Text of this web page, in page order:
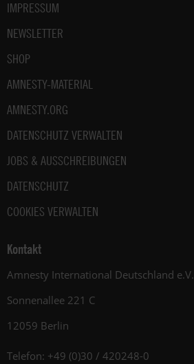
IMPRESSUM
NEWSLETTER
SHOP
AMNESTY-MATERIAL
AMNESTY.ORG
DATENSCHUTZ VERWALTEN
JOBS & AUSSCHREIBUNGEN
DATENSCHUTZ
COOKIES VERWALTEN
Kontakt
Amnesty International Deutschland e.V.
Sonnenallee 221 C
12059 Berlin
Telefon: +49 (0)30 / 420248-0